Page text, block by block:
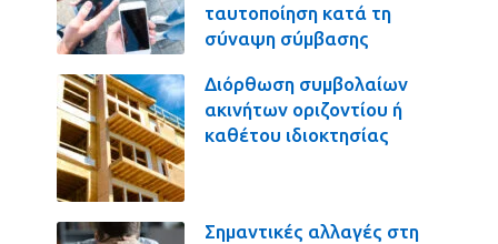
ταυτοποίηση κατά τη
σύναψη σύμβασης
Διόρθωση συμβολαίων
ακινήτων οριζοντίου ή
καθέτου ιδιοκτησίας
Σημαντικές αλλαγές στη